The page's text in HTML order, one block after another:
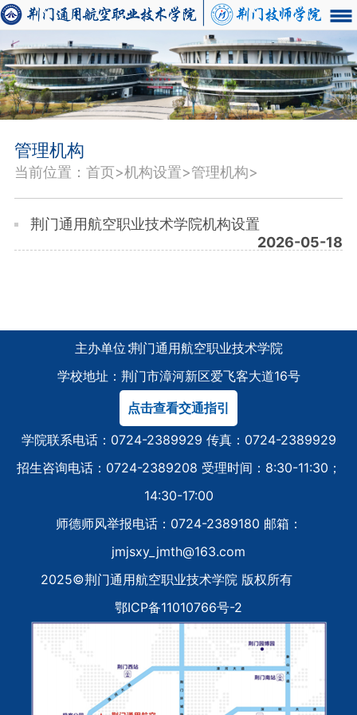
管理机构
当前位置：首页>机构设置>管理机构>
荆门通用航空职业技术学院机构设置
2026-05-18
主办单位∶荆门通用航空职业技术学院
学校地址：荆门市漳河新区爱飞客大道16号
点击查看交通指引
学院联系电话：0724-2389929 传真：0724-2389929
招生咨询电话：0724-2389208 受理时间：8:30-11:30；
14:30-17:00
师德师风举报电话：0724-2389180 邮箱：
jmjsxy_jmth@163.com
2025©荆门通用航空职业技术学院 版权所有
鄂ICP备11010766号-2